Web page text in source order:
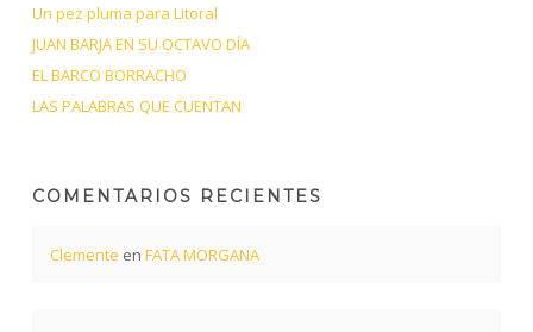
Un pez pluma para Litoral
JUAN BARJA EN SU OCTAVO DÍA
EL BARCO BORRACHO
LAS PALABRAS QUE CUENTAN
COMENTARIOS RECIENTES
Clemente en FATA MORGANA